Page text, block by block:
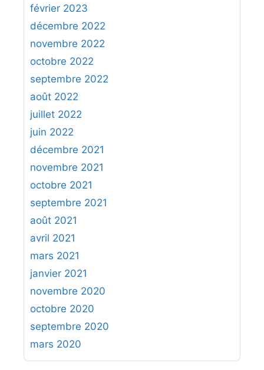
février 2023
décembre 2022
novembre 2022
octobre 2022
septembre 2022
août 2022
juillet 2022
juin 2022
décembre 2021
novembre 2021
octobre 2021
septembre 2021
août 2021
avril 2021
mars 2021
janvier 2021
novembre 2020
octobre 2020
septembre 2020
mars 2020